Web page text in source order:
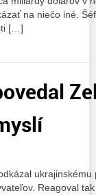
na niečo iné.
[…]
ukrajinskému
Reagoval